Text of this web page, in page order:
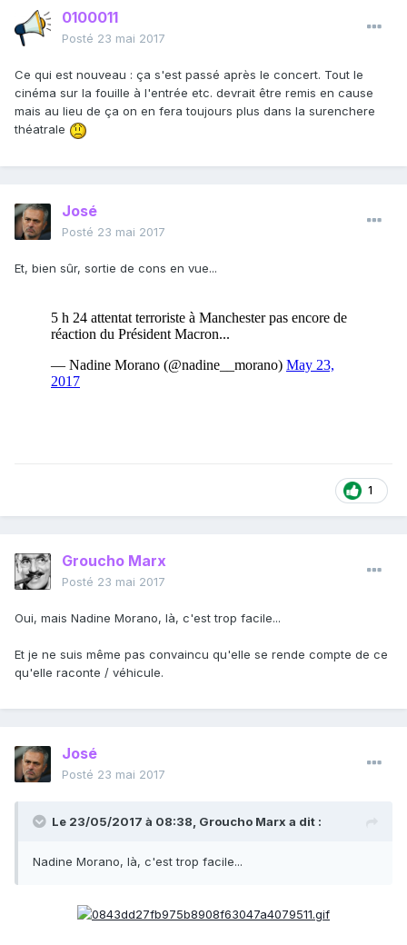
0100011
Posté 23 mai 2017
Ce qui est nouveau : ça s'est passé après le concert. Tout le
cinéma sur la fouille à l'entrée etc. devrait être remis en cause
mais au lieu de ça on en fera toujours plus dans la surenchere
théatrale
José
Posté 23 mai 2017
Et, bien sûr, sortie de cons en vue...
1
Groucho Marx
Posté 23 mai 2017
Oui, mais Nadine Morano, là, c'est trop facile...
Et je ne suis même pas convaincu qu'elle se rende compte de ce
qu'elle raconte / véhicule.
José
Posté 23 mai 2017
Le 23/05/2017 à 08:38, Groucho Marx a dit :
Nadine Morano, là, c'est trop facile...